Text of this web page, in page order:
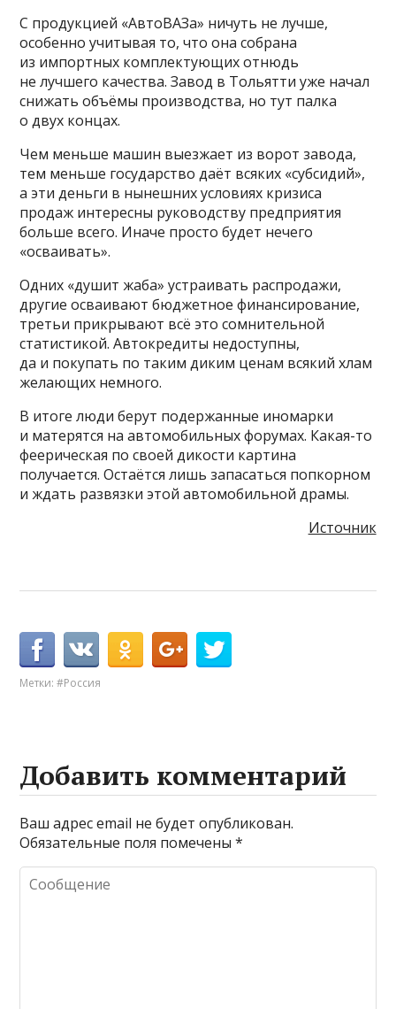
С продукцией «АвтоВАЗа» ничуть не лучше,
особенно учитывая то, что она собрана
из импортных комплектующих отнюдь
не лучшего качества. Завод в Тольятти уже начал
снижать объёмы производства, но тут палка
о двух концах.
Чем меньше машин выезжает из ворот завода,
тем меньше государство даёт всяких «субсидий»,
а эти деньги в нынешних условиях кризиса
продаж интересны руководству предприятия
больше всего. Иначе просто будет нечего
«осваивать».
Одних «душит жаба» устраивать распродажи,
другие осваивают бюджетное финансирование,
третьи прикрывают всё это сомнительной
статистикой. Автокредиты недоступны,
да и покупать по таким диким ценам всякий хлам
желающих немного.
В итоге люди берут подержанные иномарки
и матерятся на автомобильных форумах. Какая-то
феерическая по своей дикости картина
получается. Остаётся лишь запасаться попкорном
и ждать развязки этой автомобильной драмы.
Источник
Метки:#Россия
Добавить комментарий
Ваш адрес email не будет опубликован.
Обязательные поля помечены*